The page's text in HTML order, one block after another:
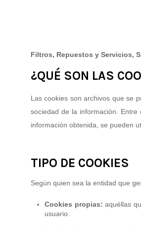
Filtros, Repuestos y Servicios,
¿QUÉ SON LAS
Las cookies son archivos que se
sociedad de la información.
información obtenida, se pueden
TIPO DE COOKIES
Según quien sea la entidad que
Cookies propias: aquéllas
usuario.